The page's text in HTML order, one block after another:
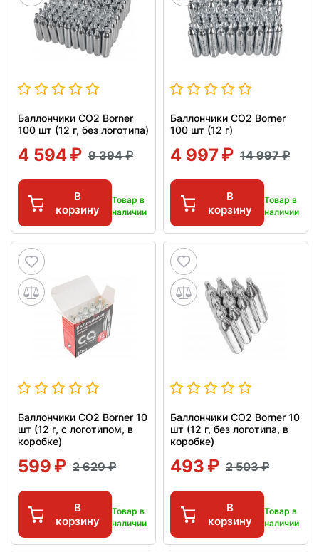
Баллончики CO2 Borner
100 шт (12 г, без логотипа)
4 594 9 394
В
корзину
Товар в
наличии
Баллончики CO2 Borner
100 шт (12 г)
4 997 14 997
В
корзину
Товар в
наличии
Баллончики CO2 Borner 10
шт (12 г, с логотипом, в
коробке)
599 2 629
В
корзину
Товар в
наличии
Баллончики CO2 Borner 10
шт (12 г, без логотипа, в
коробке)
493 2 503
В
корзину
Товар в
наличии